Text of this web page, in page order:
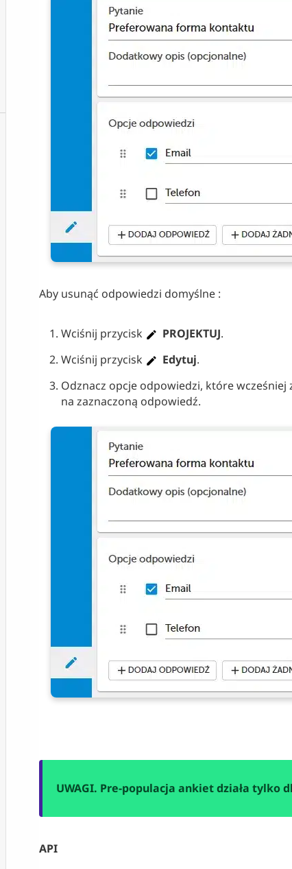
Aby usunąć odpowiedzi domyślne :
Wciśnij przycisk PROJEKTUJ.
Wciśnij przycisk
Edytuj.
Odznacz opcje odpowiedzi, które wcześniej
na zaznaczoną odpowiedź.
UWAGI. Pre-populacja ankiet działa tylko
API